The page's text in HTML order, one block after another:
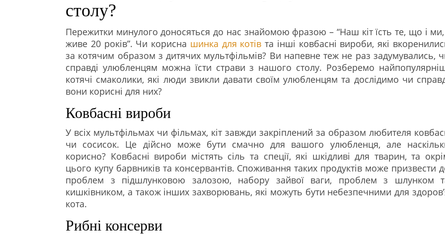
столу?
Пережитки минулого доносяться до нас знайомою фразою – “Наш кіт їсть те, що і ми,
живе 20 років”. Чи корисна шинка для котів та інші ковбасні вироби, які
за котячим образом з дитячих мультфільмів? Ви напевне теж не раз задумувались,
справді улюбленцям можна їсти страви з нашого столу. Розберемо
котячі смаколики, які люди звикли давати своїм улюбленцям та дослідимо чи
вони корисні для них?
Ковбасні вироби
У всіх мультфільмах чи фільмах, кіт завжди закріплений за образом любителя
чи сосисок. Це дійсно може бути смачно для вашого улюбленця, але
корисно? Ковбасні вироби містять сіль та спеції, які шкідливі для тварин, та
цього купу барвників та консервантів. Споживання таких продуктів може призвести
проблем з підшлунковою залозою, набору зайвої ваги, проблем з шлунком
кишківником, а також інших захворювань, які можуть бути небезпечними для
кота.
Рибні консерви